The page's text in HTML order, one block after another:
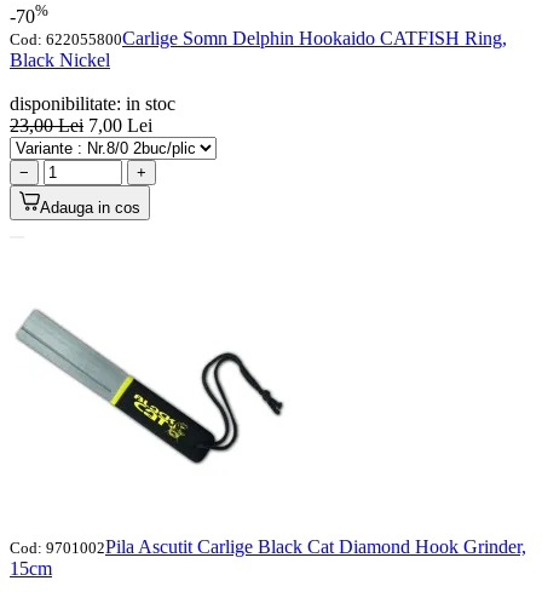
-70%
Cod: 622055800Carlige Somn Delphin Hookaido CATFISH Ring,
Black Nickel
disponibilitate: in stoc
23,00 Lei 7,00 Lei
−
+
Adauga in cos
Cod: 9701002Pila Ascutit Carlige Black Cat Diamond Hook Grinder,
15cm